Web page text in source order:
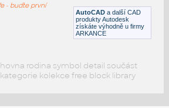
Potrubí AutoCAD a další CAD
produkty Autodesk
získáte výhodně u firmy
ARKANCE
- buďte první
rodina symbol detail součást
kolekce free block library